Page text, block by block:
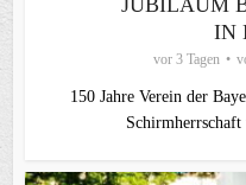
JUBILÄUM
IN
vor 3 Tagen
150 Jahre Verein der